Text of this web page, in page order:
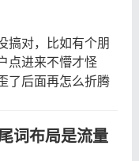
搞对，比如有个朋
点进来不懵才怪
了后面再怎么折腾
词布局是流量